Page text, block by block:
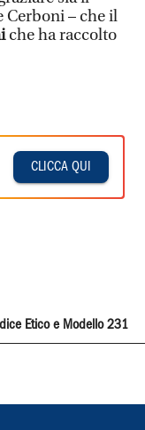
Cerboni – che il
che ha raccolto
CLICCA QUI
Etico e Modello 231